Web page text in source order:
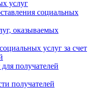
услуг
социальных
оказываемых
услуг за счет
получателей
получателей